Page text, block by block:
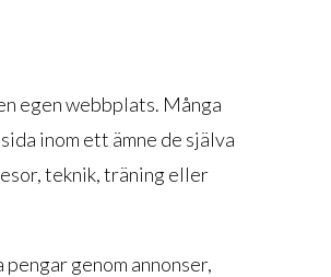
egen webbplats. Många
inom ett ämne de själva
teknik, träning eller
genom annonser,